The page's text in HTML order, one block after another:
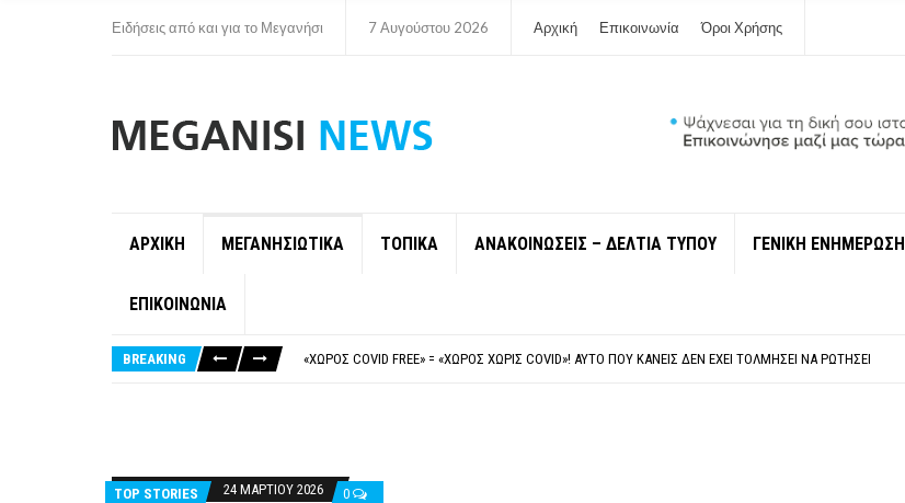
Ειδήσεις από και για το Μεγανήσι 7 Αυγούστου 2026 Αρχική Επικοινωνία Όροι Χρήσης
ΑΡΧΙΚΗ ΜΕΓΑΝΗΣΙΩΤΙΚΑ ΤΟΠΙΚΑ ΑΝΑΚΟΙΝΩΣΕΙΣ – ΔΕΛΤΙΑ ΤΥΠΟΥ ΓΕΝΙΚΗ ΕΝΗΜΕΡΩΣΗ
ΕΠΙΚΟΙΝΩΝΙΑ
BREAKING
«ΧΏΡΟΣ COVID FREE» = «ΧΏΡΟΣ ΧΩΡΊΣ COVID»! ΑΥΤΌ ΠΟΥ ΚΑΝΕΊΣ ΔΕΝ ΈΧΕΙ ΤΟΛΜΉΣΕΙ ΝΑ ΡΩΤΉΣΕΙ
TOP STORIES 24 ΜΑΡΤΊΟΥ 2026 0